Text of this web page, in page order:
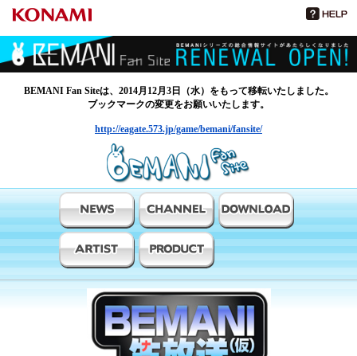
BEMANI Fan Siteは、2014月12月3日（水）をもって移転いたしました。
ブックマークの変更をお願いいたします。
http://eagate.573.jp/game/bemani/fansite/
BEMANIファンサイト